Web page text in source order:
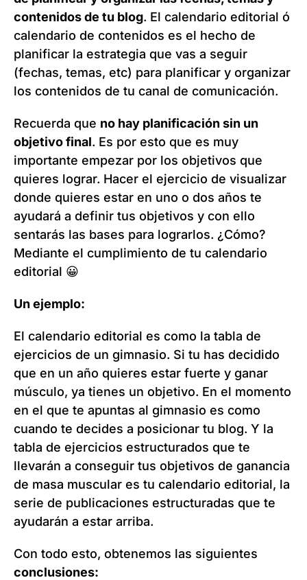
contenidos de tu blog. El calendario editorial ó
calendario de contenidos es el hecho de
planificar la estrategia que vas a seguir
(fechas, temas, etc) para planificar y organizar
los contenidos de tu canal de comunicación.
Recuerda que no hay planificación sin un
objetivo final. Es por esto que es muy
importante empezar por los objetivos que
quieres lograr. Hacer el ejercicio de visualizar
donde quieres estar en uno o dos años te
ayudará a definir tus objetivos y con ello
sentarás las bases para lograrlos. ¿Cómo?
Mediante el cumplimiento de tu calendario
editorial 😀
Un ejemplo:
El calendario editorial es como la tabla de
ejercicios de un gimnasio. Si tu has decidido
que en un año quieres estar fuerte y ganar
músculo, ya tienes un objetivo. En el momento
en el que te apuntas al gimnasio es como
cuando te decides a posicionar tu blog. Y la
tabla de ejercicios estructurados que te
llevarán a conseguir tus objetivos de ganancia
de masa muscular es tu calendario editorial, la
serie de publicaciones estructuradas que te
ayudarán a estar arriba.
Con todo esto, obtenemos las siguientes
conclusiones: